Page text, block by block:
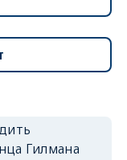
Гилмана